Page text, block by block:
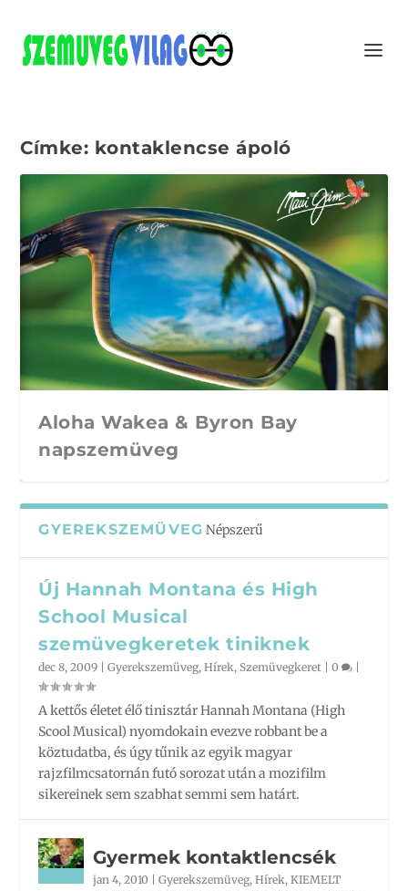
Címke: kontaklencse ápoló
Aloha Wakea & Byron Bay
napszemüveg
A Maui Jim bejelentette első
optikai szemüveg koll...
Ace kamerás napszemüveg
Készülj a napsütésre!
RUB iskolai sportszemüvegteszt
– bővebben
Kontaktlencse viselés
gyerekkorban
GYEREKSZEMÜVEG Népszerű
Új Hannah Montana és High
School Musical
szemüvegkeretek tiniknek
dec 8, 2009 |Gyerekszemüveg,Hírek, Szemüvegkeret |0
A kettős életet élő tinisztár Hannah Montana (High
Scool Musical) nyomdokain evezve robbant be a
köztudatba, és úgy tűnik az egyik magyar
rajzfilmcsatornán futó sorozat után a mozifilm
sikereinek sem szabhat semmi sem határt.
Gyermek kontaktlencsék
jan 4, 2010 |Gyerekszemüveg,Hírek,KIEMELT